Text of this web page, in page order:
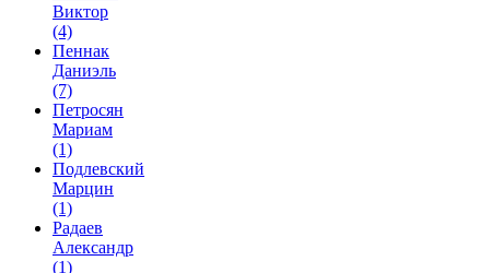
Виктор
(4)
Пеннак
Даниэль
(7)
Петросян
Мариам
(1)
Подлевский
Марцин
(1)
Радаев
Александр
(1)